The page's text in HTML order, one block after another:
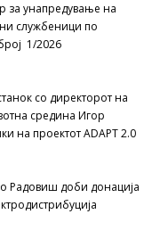
за унапредување на
службеници по
1/2026
со директорот на
средина Игор
на проектот ADAPT 2.0
Радовиш доби донација